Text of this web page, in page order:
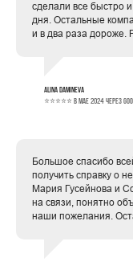
сделали все быстро
дня. Остальные
и в два раза дороже.
Alina Damineva
⭐⭐⭐⭐⭐ в мае 2024 через
Большое спасибо
получить справку о
Мария Гусейнова и
на связи, понятно
наши пожелания.